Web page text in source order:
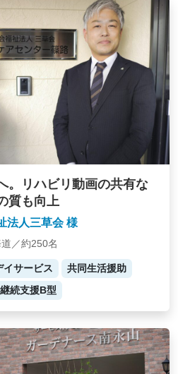
。リハビリ動画の共有な
質も向上
法人三草会 様
／約250名
イサービス
共同生活援助
続支援B型